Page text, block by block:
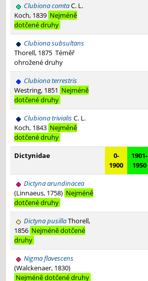
Clubiona comtaC. L.
Koch, 1839 Nejméně
dotčené druhy
Clubiona subsultans
Thorell, 1875 Téměř
ohrožené druhy
Clubiona terrestris
Westring, 1851 Nejméně
dotčené druhy
Clubiona trivialisC. L.
Koch, 1843 Nejméně
dotčené druhy
Dictynidae
0-
1900
1901-
1950
Dictyna arundinacea
(Linnaeus, 1758) Nejméně
dotčené druhy
Dictyna pusillaThorell,
1856 Nejméně dotčené
druhy
Nigma flavescens
(Walckenaer, 1830)
Nejméně dotčené druhy